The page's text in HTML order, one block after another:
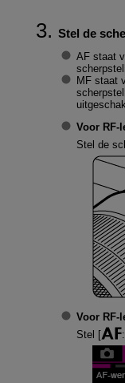
Stel de
AF staat
MF staat
Voor RF-
Stel de
Voor RF-
Stel [
: